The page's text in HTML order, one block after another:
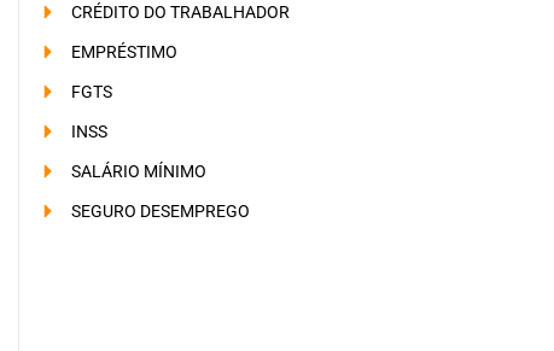
CRÉDITO DO TRABALHADOR
EMPRÉSTIMO
FGTS
INSS
SALÁRIO MÍNIMO
SEGURO DESEMPREGO